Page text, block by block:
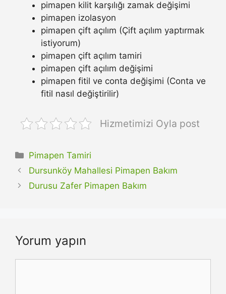
pimapen kilit karşılığı zamak değişimi
pimapen izolasyon
pimapen çift açılım (Çift açılım yaptırmak
istiyorum)
pimapen çift açılım tamiri
pimapen çift açılım değişimi
pimapen fitil ve conta değişimi (Conta ve
fitil nasıl değiştirilir)
Hizmetimizi Oyla post
Kategoriler
Pimapen Tamiri
Dursunköy Mahallesi Pimapen Bakım
Durusu Zafer Pimapen Bakım
Yorum yapın